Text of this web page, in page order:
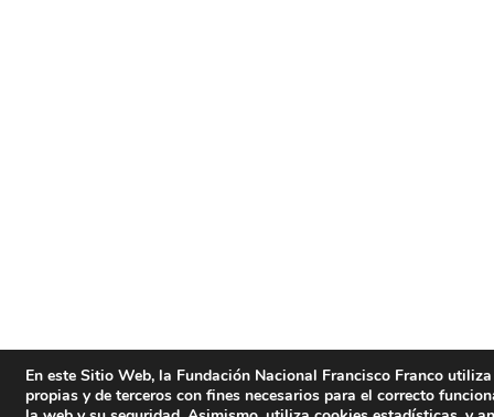
En este Sitio Web, la Fundación Nacional Francisco Franco
propias y de terceros con fines necesarios para el correcto